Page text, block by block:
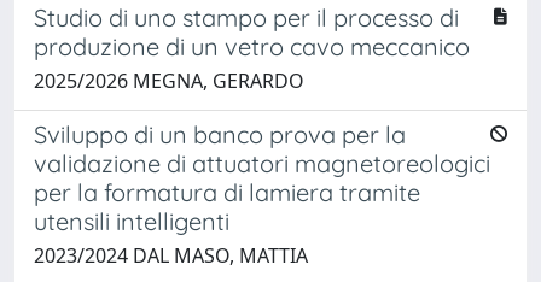
Studio di uno stampo per il processo di
produzione di un vetro cavo meccanico
2025/2026 MEGNA, GERARDO
Sviluppo di un banco prova per la
validazione di attuatori magnetoreologici
per la formatura di lamiera tramite
utensili intelligenti
2023/2024 DAL MASO, MATTIA